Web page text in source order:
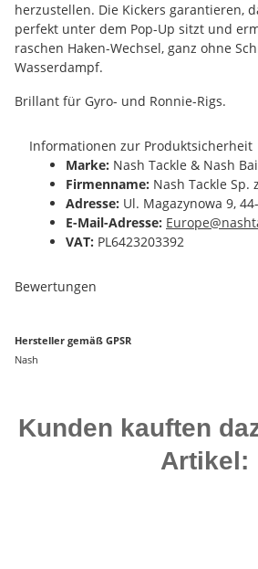
herzustellen. Die Kickers garantieren,
perfekt unter dem Pop-Up sitzt und
raschen Haken-Wechsel, ganz ohne
Wasserdampf.
Brillant für Gyro- und Ronnie-Rigs.
Informationen zur Produktsicherheit
Marke: Nash Tackle & Nash
Firmenname: Nash Tackle Sp.
Adresse: Ul. Magazynowa 9,
E-Mail-Adresse:
VAT: PL6423203392
Bewertungen
Hersteller gemäß GPSR
Nash
Kunden kauften
Artikel: